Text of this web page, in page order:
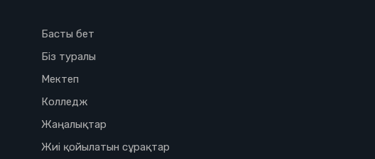
Басты бет
Біз туралы
Мектеп
Колледж
Жаңалықтар
Жиі қойылатын сұрақтар